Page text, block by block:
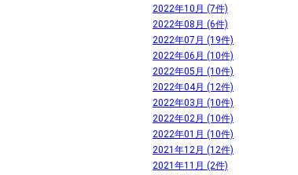
2022年10月 (7件)
2022年08月 (6件)
2022年07月 (19件)
2022年06月 (10件)
2022年05月 (10件)
2022年04月 (12件)
2022年03月 (10件)
2022年02月 (10件)
2022年01月 (10件)
2021年12月 (12件)
2021年11月 (2件)